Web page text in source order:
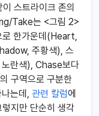
스트라이크 존의
Take는 <그림 2>
로 한가운데(Heart,
주황색), 스
란색), Chase보다
구역으로 구분한
는데, 관련 칼럼에
지만 단순히 생각